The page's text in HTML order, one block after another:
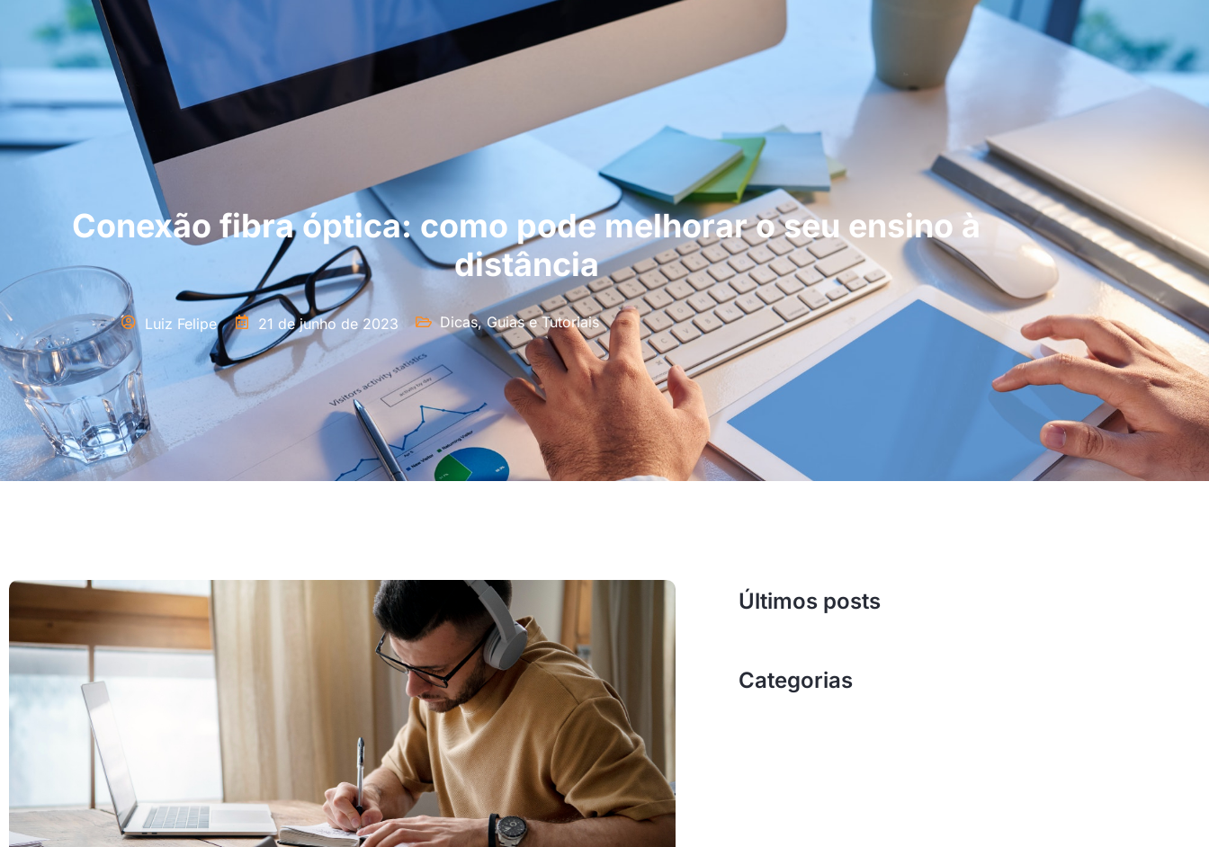
Conexão fibra óptica: como pode melhorar o seu ensino à
distância
Luiz Felipe 21 de junho de 2023 Dicas, Guias e Tutoriais
Últimos posts
Categorias